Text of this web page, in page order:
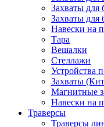
Захваты для
Захваты для
Навески на
Тара
Вешалки
Стеллажи
Устройства
Захваты
Магнитные
Навески на
Траверсы
Траверсы